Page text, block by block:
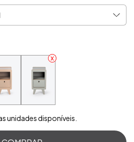
unidades disponíveis.